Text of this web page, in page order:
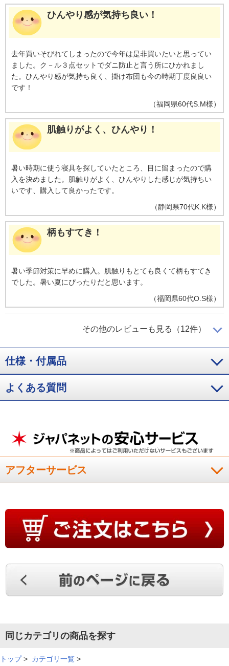
ひんやり感が気持ち良い！
去年買いそびれてしまったので今年は是非買いたいと思ってい
ました。ク－ル３点セットでダニ防止と言う所にひかれまし
た。ひんやり感が気持ち良く、掛け布団も今の時期丁度良良い
です！
（福岡県60代S.M様）
肌触りがよく、ひんやり！
暑い時期に使う寝具を探していたところ、目に留まったので購
入を決めました。肌触りがよく、ひんやりした感じが気持ちい
いです、購入して良かったです。
（静岡県70代K.K様）
柄もすてき！
暑い季節対策に早めに購入。肌触りもとても良くて柄もすてき
でした。暑い夏にぴったりだと思います。
（福岡県60代O.S様）
すくに乾くので助かります！
お客様用に購入しました。触った感じはヒンヤリとしてます。
丸洗いが出来、すくに乾くので助かります。
I.K様）
予想以上の清涼感。睡眠を邪魔しない軽量感。全てに満足！
I.T様）
ひんやり感は心地よく、暑い時期が前倒しになっている近年必
需品です。デザインも涼しげで、また抗菌防臭防ダニ性能も備
（ 埼玉県
適度なひんやり感
暑い夏に備えて購入を決めました。実際に使用してみると適度
きました。
その他のレビューも見る（12件）
仕様・付属品
よくある質問
アフターサービス
同じカテゴリの商品を探す
トップ> カテゴリ一覧 >